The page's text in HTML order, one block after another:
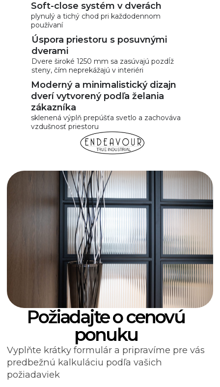
plynulý a tichý chod pri každodennom
používaní
Soft-close systém v dverách
Dvere široké 1250 mm sa zasúvajú pozdĺž
steny, čím neprekážajú v interiéri
Úspora priestoru s posuvnými
dverami
sklenená výplň prepúšťa svetlo a zachováva
vzdušnosť priestoru
Moderný a minimalistický dizajn
dverí vytvorený podľa želania
zákazníka